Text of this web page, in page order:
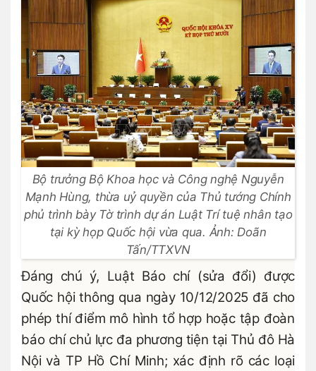
Bộ trưởng Bộ Khoa học và Công nghệ Nguyễn
Mạnh Hùng, thừa uỷ quyền của Thủ tướng Chính
phủ trình bày Tờ trình dự án Luật Trí tuệ nhân tạo
tại kỳ họp Quốc hội vừa qua. Ảnh: Doãn
Tấn/TTXVN
Đáng chú ý, Luật Báo chí (sửa đổi) được
Quốc hội thông qua ngày 10/12/2025 đã cho
phép thí điểm mô hình tổ hợp hoặc tập đoàn
báo chí chủ lực đa phương tiện tại Thủ đô Hà
Nội và TP Hồ Chí Minh; xác định rõ các loại